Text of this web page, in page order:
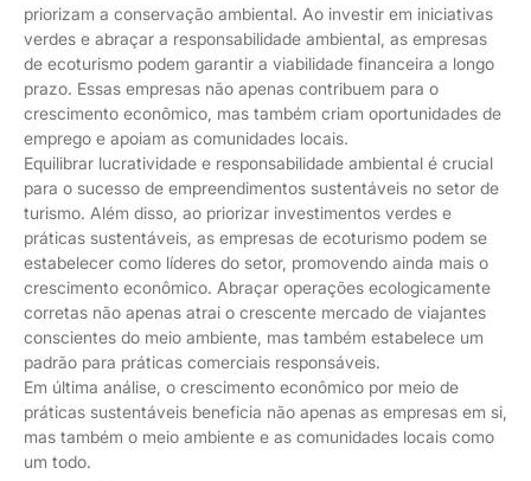
priorizam a conservação ambiental. Ao investir em iniciativas
verdes e abraçar a responsabilidade ambiental, as empresas
de ecoturismo podem garantir a viabilidade financeira a longo
prazo. Essas empresas não apenas contribuem para o
crescimento econômico, mas também criam oportunidades de
emprego e apoiam as comunidades locais.
Equilibrar lucratividade e responsabilidade ambiental é crucial
para o sucesso de empreendimentos sustentáveis no setor de
turismo. Além disso, ao priorizar investimentos verdes e
práticas sustentáveis, as empresas de ecoturismo podem se
estabelecer como líderes do setor, promovendo ainda mais o
crescimento econômico. Abraçar operações ecologicamente
corretas não apenas atrai o crescente mercado de viajantes
conscientes do meio ambiente, mas também estabelece um
padrão para práticas comerciais responsáveis.
Em última análise, o crescimento econômico por meio de
práticas sustentáveis beneficia não apenas as empresas em si,
mas também o meio ambiente e as comunidades locais como
um todo.